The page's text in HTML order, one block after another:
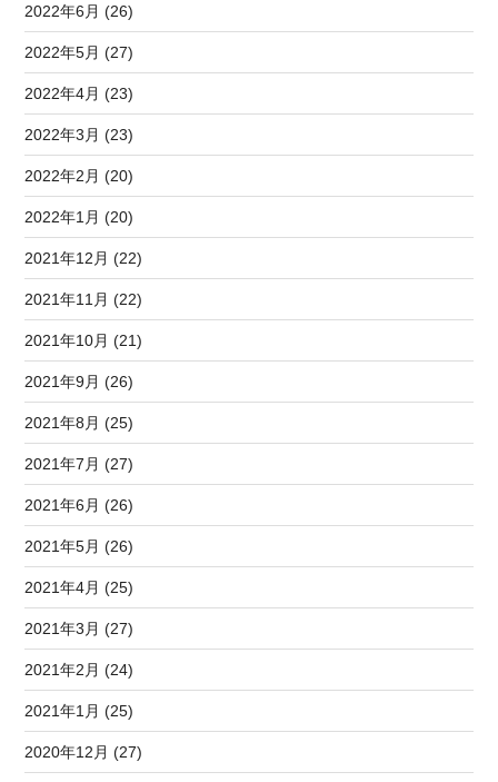
2022年6月 (26)
2022年5月 (27)
2022年4月 (23)
2022年3月 (23)
2022年2月 (20)
2022年1月 (20)
2021年12月 (22)
2021年11月 (22)
2021年10月 (21)
2021年9月 (26)
2021年8月 (25)
2021年7月 (27)
2021年6月 (26)
2021年5月 (26)
2021年4月 (25)
2021年3月 (27)
2021年2月 (24)
2021年1月 (25)
2020年12月 (27)